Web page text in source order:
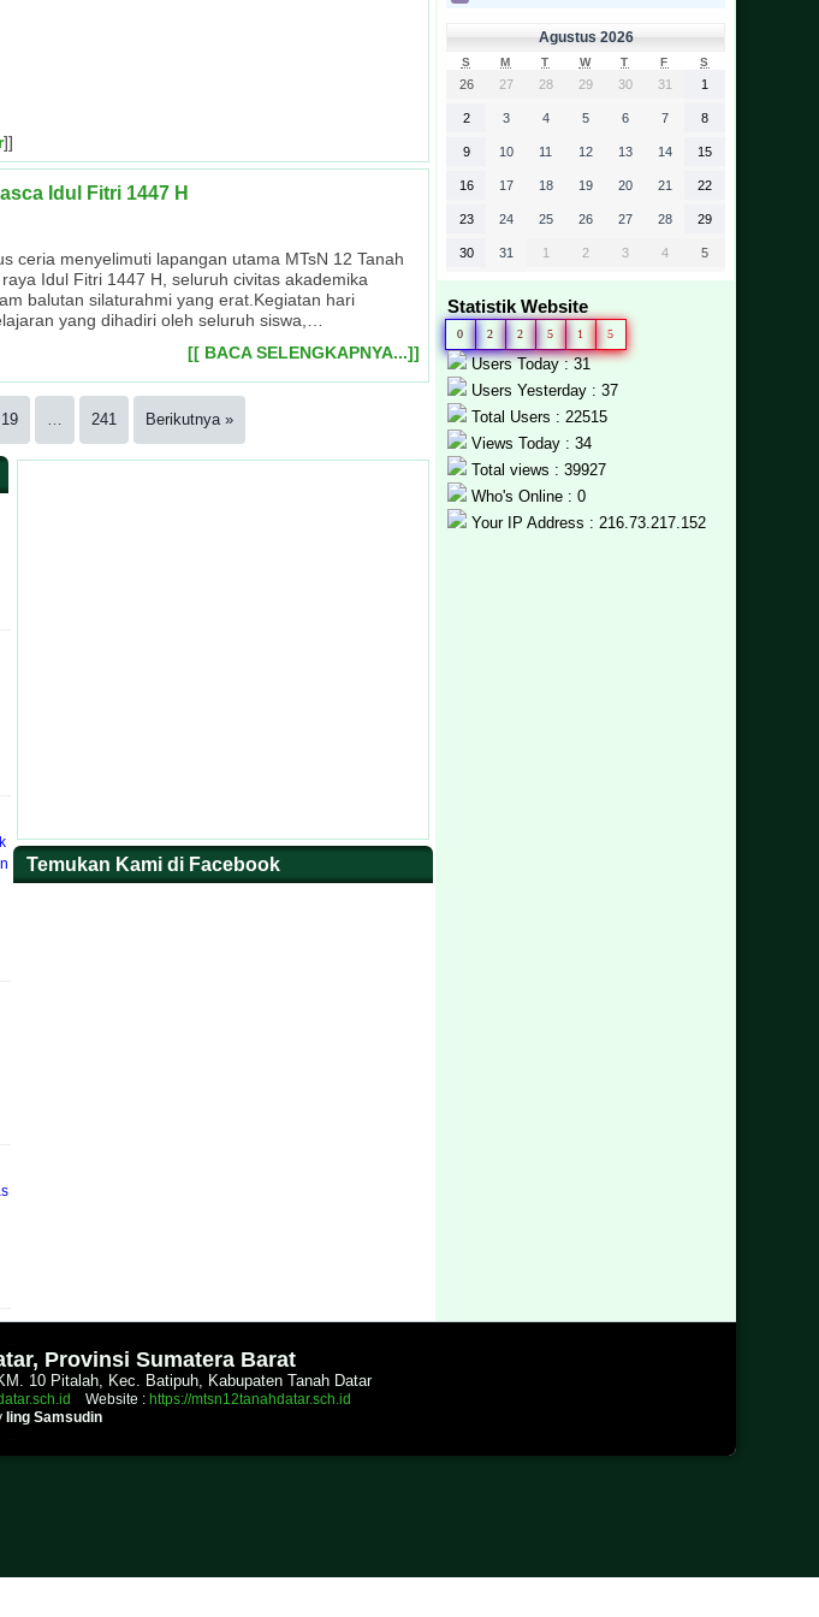
Hari Senin Pagi
pagi, dilaksanakan secara bergantian setip kelas
Al-Qur'an
ekstrakurikuler unggulan MTsN 12 Tanah Datar
Sekolah Sehat
12 Tanah Datar dengan tim penilai dari tingkat provinsi
(Matsama)
menghadirkan anggota koramil dan polsek kec. Batipuh
kedisiplinan
12 Tanah Datar
mental peserta didik di MTsN 12 Tanah Datar
12 Tanah Datar
partisipasi peserta didik dalam sebuah event madrasah
MTsN 9 Tanah Datar
pada kegiatan OSIM Cup di MTsN 9 Tanah Datar
di Masyarakat
wujud kepedulian civitas madrasah pada lingkungan
]]
Idul Fitri 1447 H
ceria menyelimuti lapangan utama MTsN 12 Tanah
Idul Fitri 1447 H, seluruh civitas akademika
balutan silaturahmi yang erat.Kegiatan hari
yang dihadiri oleh seluruh siswa,…
[[ BACA SELENGKAPNYA...]]
19 … 241 Berikutnya »
Temukan Kami di Facebook
Agustus 2026
S M T W T F S
26 27 28 29 30 31 1
2 3 4 5 6 7 8
9 10 11 12 13 14 15
16 17 18 19 20 21 22
23 24 25 26 27 28 29
30 31 1 2 3 4 5
Statistik Website
0 2 2 5 1 5
Users Today : 31
Users Yesterday : 37
Total Users : 22515
Views Today : 34
Total views : 39927
Who's Online : 0
Your IP Address : 216.73.217.152
Provinsi Sumatera Barat
10 Pitalah, Kec. Batipuh, Kabupaten Tanah Datar
Website : https://mtsn12tanahdatar.sch.id
Iing Samsudin